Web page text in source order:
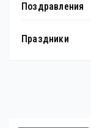
Поздравления
Праздники